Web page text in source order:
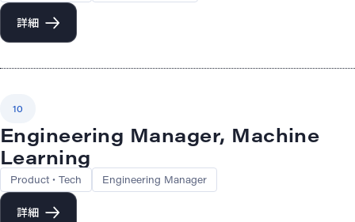
詳細
10
Engineering Manager, Machine
Learning
Product・Tech Engineering Manager
詳細